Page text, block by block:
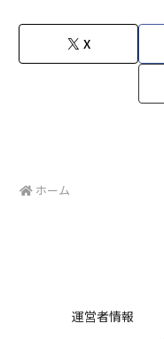
X
ホーム
運営者情報